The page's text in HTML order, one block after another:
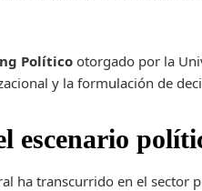
Político otorgado por la
y la formulación de
escenario
ha transcurrido en el sector